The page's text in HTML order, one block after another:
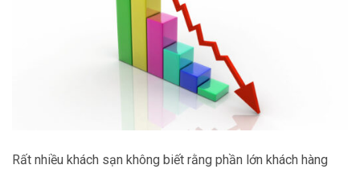
Rất nhiều khách sạn không biết rằng phần lớn khách hàng